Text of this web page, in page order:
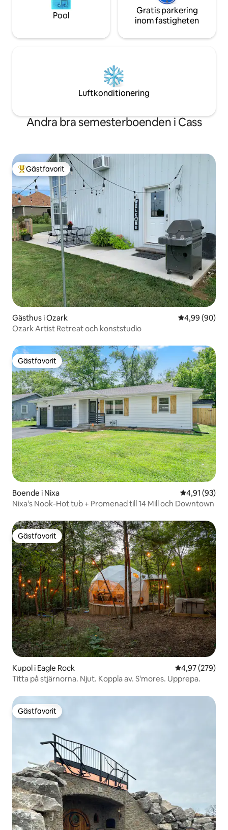
Pool
Gratis parkering
inom fastigheten
Luftkonditionering
Andra bra semesterboenden i Cass
Populär gästfavorit
Gästfavorit
Gästhus i Ozark 4,99 av 5 i
4,99 (90)
Ozark Artist Retreat och konststudio
Gästfavorit
Gästfavorit
Boende i Nixa 4,91 av 5 i
4,91 (93)
Nixa's Nook-Hot tub + Promenad till 14 Mill och Downtown
Gästfavorit
Gästfavorit
Kupol i Eagle Rock 4,97 av 5 i
4,97 (279)
Titta på stjärnorna. Njut. Koppla av. S'mores. Upprepa.
Gästfavorit
Gästfavorit